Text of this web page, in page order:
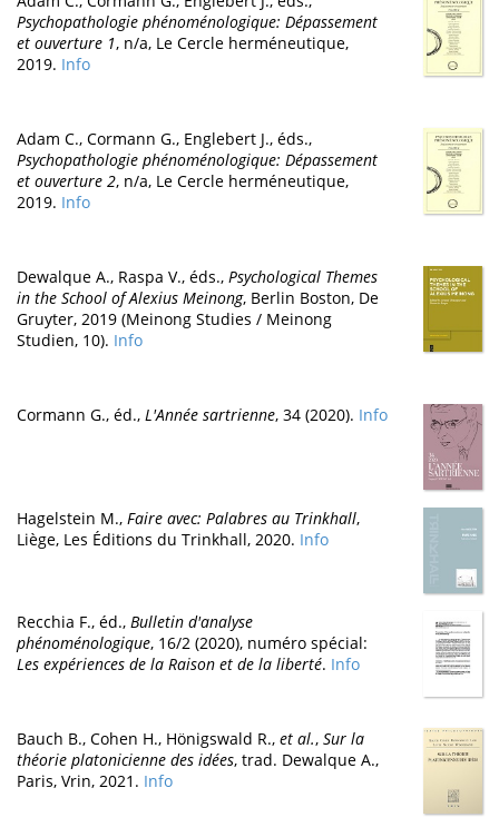
Psychopathologie phénoménologique: Dépassement
et ouverture 1, n/a, Le Cercle herméneutique,
2019. Info
Adam C., Cormann G., Englebert J., éds.,
Psychopathologie phénoménologique: Dépassement
et ouverture 2, n/a, Le Cercle herméneutique,
2019. Info
Dewalque A., Raspa V., éds., Psychological Themes
in the School of Alexius Meinong, Berlin Boston, De
Gruyter, 2019 (Meinong Studies / Meinong
Studien, 10). Info
Cormann G., éd., L'Année sartrienne, 34 (2020). Info
Hagelstein M., Faire avec: Palabres au Trinkhall,
Liège, Les Éditions du Trinkhall, 2020. Info
Recchia F., éd., Bulletin d'analyse
phénoménologique, 16/2 (2020), numéro spécial:
Les expériences de la Raison et de la liberté. Info
Bauch B., Cohen H., Hönigswald R., et al., Sur la
théorie platonicienne des idées, trad. Dewalque A.,
Paris, Vrin, 2021. Info